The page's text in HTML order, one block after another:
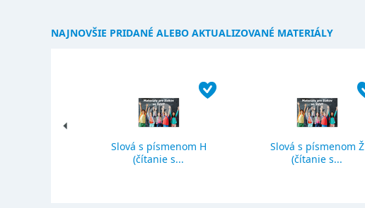
NAJNOVŠIE PRIDANÉ ALEBO AKTUALIZOVANÉ MATERIÁLY
Slová s písmenom H
(čítanie s...
Slová s písmenom Ž
(čítanie s...